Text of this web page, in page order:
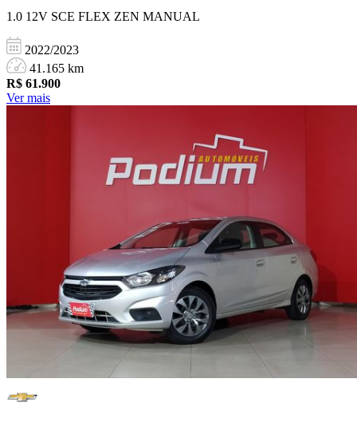
1.0 12V SCE FLEX ZEN MANUAL
2022/2023
41.165 km
R$ 61.900
Ver mais